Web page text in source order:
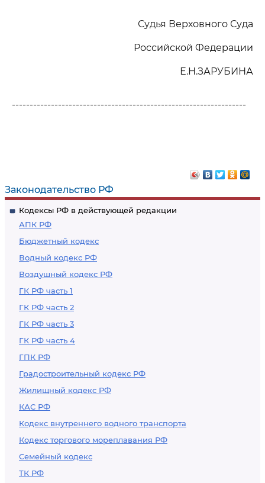
Законодательство РФ
Кодексы РФ в действующей редакции
АПК РФ
Бюджетный кодекс
Водный кодекс РФ
Воздушный кодекс РФ
ГК РФ часть 1
ГК РФ часть 2
ГК РФ часть 3
ГК РФ часть 4
ГПК РФ
Градостроительный кодекс РФ
Жилищный кодекс РФ
КАС РФ
Кодекс внутреннего водного транспорта
Кодекс торгового мореплавания РФ
Семейный кодекс
ТК РФ
Судья Верховного Суда
Российской Федерации
Е.Н.ЗАРУБИНА
------------------------------------------------------------------